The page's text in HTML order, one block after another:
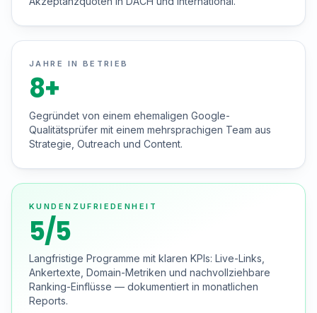
JAHRE IN BETRIEB
8+
Gegründet von einem ehemaligen Google-
Qualitätsprüfer mit einem mehrsprachigen Team aus
Strategie, Outreach und Content.
KUNDENZUFRIEDENHEIT
5/5
Langfristige Programme mit klaren KPIs: Live-Links,
Ankertexte, Domain-Metriken und nachvollziehbare
Ranking-Einflüsse — dokumentiert in monatlichen
Reports.